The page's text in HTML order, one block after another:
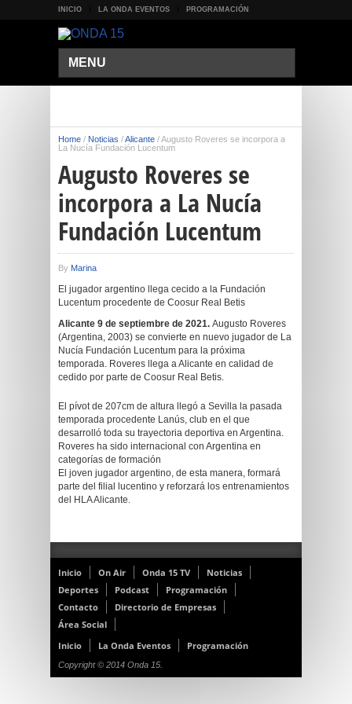
INICIO LA ONDA EVENTOS PROGRAMACIÓN
MENU
Home / Noticias /Alicante /Augusto Roveres se incorpora a
La Nucía Fundación Lucentum
Augusto Roveres se
incorpora a La Nucía
Fundación Lucentum
By Marina
El jugador argentino llega cecido a la Fundación
Lucentum procedente de Coosur Real Betis
Alicante 9 de septiembre de 2021. Augusto Roveres
(Argentina, 2003) se convierte en nuevo jugador de La
Nucía Fundación Lucentum para la próxima
temporada. Roveres llega a Alicante en calidad de
cedido por parte de Coosur Real Betis.
El pívot de 207cm de altura llegó a Sevilla la pasada
temporada procedente Lanús, club en el que
desarrolló toda su trayectoria deportiva en Argentina.
Roveres ha sido internacional con Argentina en
categorías de formación
El joven jugador argentino, de esta manera, formará
parte del filial lucentino y reforzará los entrenamientos
del HLA Alicante.
Inicio On Air Onda 15 TV
Noticias
Deportes
Podcast
Programación
Contacto
Directorio de Empresas
Área Social
Inicio
La Onda Eventos Programación
Copyright © 2014 Onda 15.